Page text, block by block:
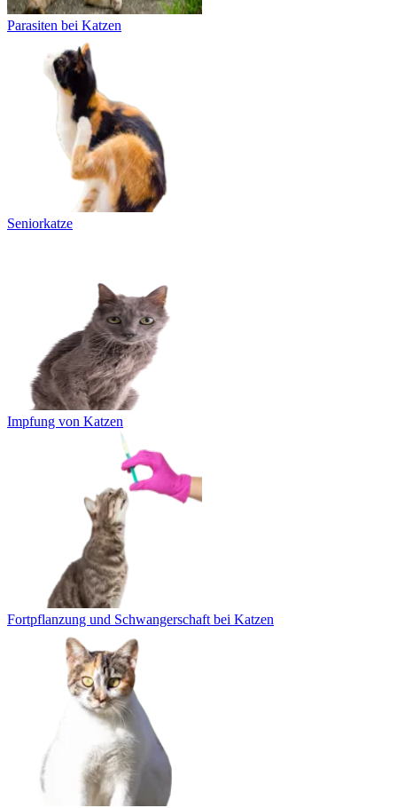
Parasiten bei Katzen
Seniorkatze
Impfung von Katzen
Fortpflanzung und Schwangerschaft bei Katzen